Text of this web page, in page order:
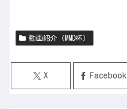
動画紹介（MMD杯）
X Facebook